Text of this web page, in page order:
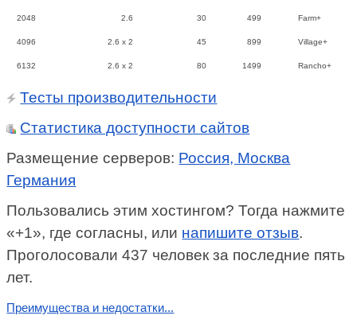
2048 2.6 30 499 Farm+
4096 2.6 x 2 45 899 Village+
6132 2.6 x 2 80 1499 Rancho+
Тесты производительности
Статистика доступности сайтов
Размещение серверов: Россия, Москва
Германия
Пользовались этим хостингом? Тогда нажмите
«+1», где согласны, или напишите отзыв.
Проголосовали 437 человек за последние пять
лет.
Преимущества и недостатки...